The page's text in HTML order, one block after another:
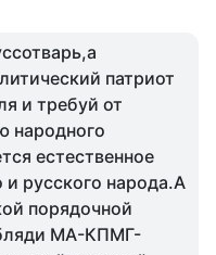
патриот
и требуй от
народного
естественное
и русского народа.А
порядочной
МА-КПМГ-